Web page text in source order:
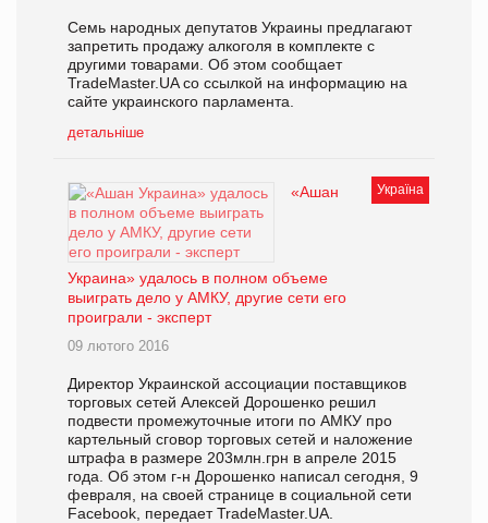
Семь народных депутатов Украины предлагают
запретить продажу алкоголя в комплекте с
другими товарами. Об этом сообщает
TradeMaster.UA со ссылкой на информацию на
сайте украинского парламента.
детальніше
Україна
«Ашан
Украина» удалось в полном объеме
выиграть дело у АМКУ, другие сети его
проиграли - эксперт
09 лютого 2016
Директор Украинской ассоциации поставщиков
торговых сетей Алексей Дорошенко решил
подвести промежуточные итоги по АМКУ про
картельный сговор торговых сетей и наложение
штрафа в размере 203млн.грн в апреле 2015
года. Об этом г-н Дорошенко написал сегодня, 9
февраля, на своей странице в социальной сети
Facebook, передает TradeMaster.UA.